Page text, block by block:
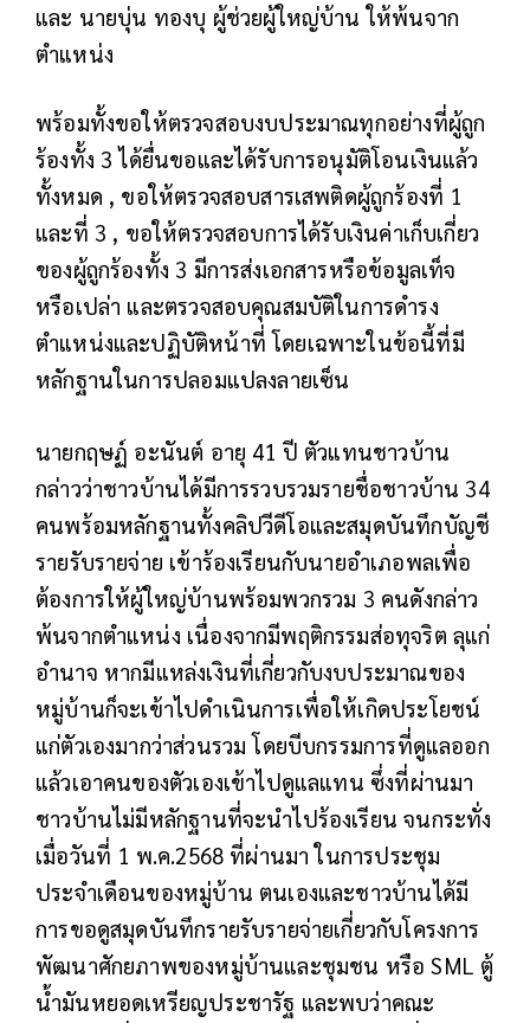
และ นายบุ่น ทองบุ ผู้ช่วยผู้ใหญ่บ้าน ให้พ้นจาก
ตำแหน่ง
พร้อมทั้งขอให้ตรวจสอบงบประมาณทุกอย่างที่ผู้ถูก
ร้องทั้ง 3 ได้ยื่นขอและได้รับการอนุมัติโอนเงินแล้ว
ทั้งหมด , ขอให้ตรวจสอบสารเสพติดผู้ถูกร้องที่ 1
และที่ 3 , ขอให้ตรวจสอบการได้รับเงินค่าเก็บเกี่ยว
ของผู้ถูกร้องทั้ง 3 มีการส่งเอกสารหรือข้อมูลเท็จ
หรือเปล่า และตรวจสอบคุณสมบัติในการดำรง
ตำแหน่งและปฏิบัติหน้าที่ โดยเฉพาะในข้อนี้ที่มี
หลักฐานในการปลอมแปลงลายเซ็น
นายกฤษฏ์ อะนันต์ อายุ 41 ปี ตัวแทนชาวบ้าน
กล่าวว่าชาวบ้านได้มีการรวบรวมรายชื่อชาวบ้าน 34
คนพร้อมหลักฐานทั้งคลิปวีดีโอและสมุดบันทึกบัญชี
รายรับรายจ่าย เข้าร้องเรียนกับนายอำเภอพลเพื่อ
ต้องการให้ผู้ใหญ่บ้านพร้อมพวกรวม 3 คนดังกล่าว
พ้นจากตำแหน่ง เนื่องจากมีพฤติกรรมส่อทุจริต ลุแก่
อำนาจ หากมีแหล่งเงินที่เกี่ยวกับงบประมาณของ
หมู่บ้านก็จะเข้าไปดำเนินการเพื่อให้เกิดประโยชน์
แก่ตัวเองมากว่าส่วนรวม โดยบีบกรรมการที่ดูแลออก
แล้วเอาคนของตัวเองเข้าไปดูแลแทน ซึ่งที่ผ่านมา
ชาวบ้านไม่มีหลักฐานที่จะนำไปร้องเรียน จนกระทั่ง
เมื่อวันที่ 1 พ.ค.2568 ที่ผ่านมา ในการประชุม
ประจำเดือนของหมู่บ้าน ตนเองและชาวบ้านได้มี
การขอดูสมุดบันทึกรายรับรายจ่ายเกี่ยวกับโครงการ
พัฒนาศักยภาพของหมู่บ้านและชุมชน หรือ SML ตู้
น้ำมันหยอดเหรียญประชารัฐ และพบว่าคณะ